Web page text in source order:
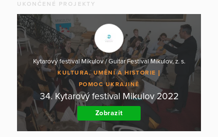
UKONČENÉ PROJEKTY
Kytarový festival Mikulov / Guitar Festival Mikulov, z. s.
KULTURA, UMĚNÍ A HISTORIE
POMOC UKRAJINĚ
34. Kytarový festival Mikulov 2022
Zobrazit